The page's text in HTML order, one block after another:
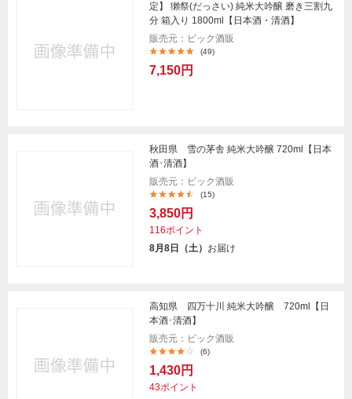
定】 獺祭(だっさい) 純米大吟醸 磨き三割九
分 箱入り 1800ml【日本酒・清酒】
販売元：ビック酒販
(49)
7,150円
秋田県 雪の茅舎 純米大吟醸 720ml【日本
酒･清酒】
販売元：ビック酒販
(15)
3,850円
116ポイント
8月8日（土） お届け
高知県 四万十川 純米大吟醸 720ml【日
本酒･清酒】
販売元：ビック酒販
(6)
1,430円
43ポイント